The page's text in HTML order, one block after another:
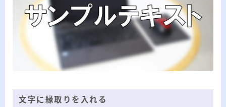
文字に縁取りを入れる